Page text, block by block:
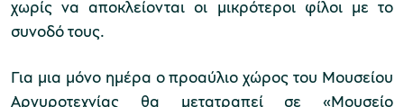
Μουσείο Περιβάλλοντος Στυμφαλίας
χωρίς να αποκλείονται οι μικρότεροι φίλοι με το
συνοδό τους.
Για μια μόνο ημέρα ο προαύλιο χώρος του Μουσείου
Αργυροτεχνίας θα μετατραπεί σε «Μουσείο